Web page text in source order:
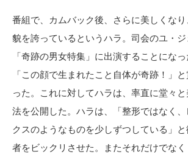
番組で、カムバック後、さらに美しくな
貌を誇っているというハラ。司会のユ・
「奇跡の男女特集」に出演することになっ
「この顔で生まれたこと自体が奇跡！」
った。これに対してハラは、率直に堂々
法を公開した。ハラは、「整形ではなく
クスのようなものを少しずつしている」
者をビックリさせた。またそれだけでな